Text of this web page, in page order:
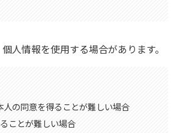
人情報を使用する場合があります。
の同意を得ることが難しい場合
ことが難しい場合